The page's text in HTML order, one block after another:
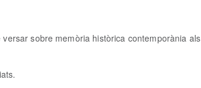
sobre memòria històrica contemporània als